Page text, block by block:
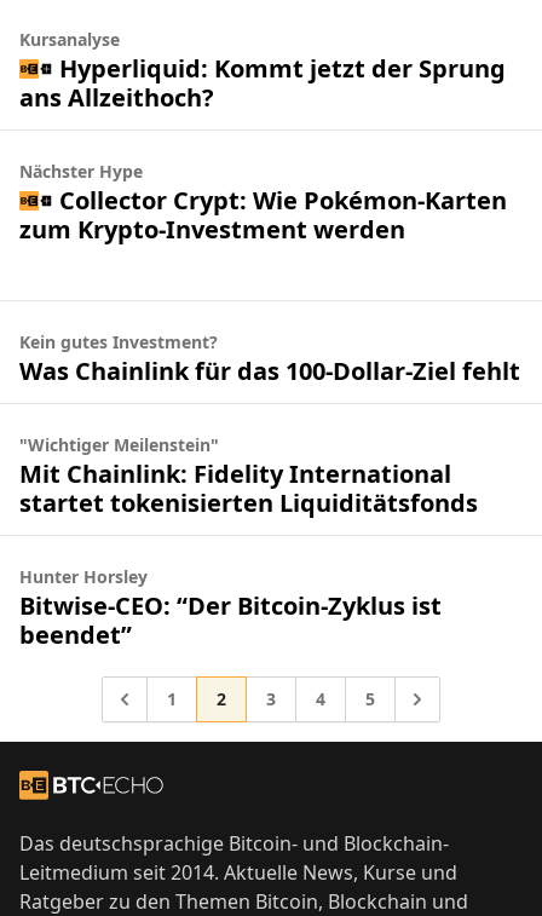
Kursanalyse
Hyperliquid: Kommt jetzt der Sprung
ans Allzeithoch?
Nächster Hype
Collector Crypt: Wie Pokémon-Karten
zum Krypto-Investment werden
Kein gutes Investment?
Was Chainlink für das 100-Dollar-Ziel fehlt
"Wichtiger Meilenstein"
Mit Chainlink: Fidelity International
startet tokenisierten Liquiditätsfonds
Hunter Horsley
Bitwise-CEO: “Der Bitcoin-Zyklus ist
beendet”
Gehe zu
Gehe zur Seite
1 Gehe zur Seite
2 Gehe zur Seite
3 Gehe zur Seite
4 Gehe zur Seite
5 Gehe zu
Zur Startseite
Das deutschsprachige Bitcoin- und Blockchain-
Leitmedium seit 2014. Aktuelle News, Kurse und
Ratgeber zu den Themen Bitcoin, Blockchain und